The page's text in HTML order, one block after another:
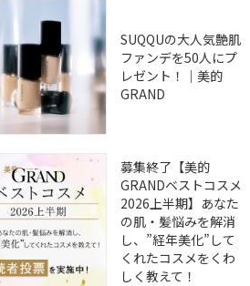
SUQQUの大人気艶肌
ファンデを50人にプ
レゼント！｜美的
GRAND
募集終了【美的
GRANDベストコスメ
2026上半期】あなた
の肌・髪悩みを解消
し、”経年美化”して
くれたコスメをくわ
しく教えて！